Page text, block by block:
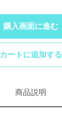
購入画面に進む
カートに追加する
商品説明